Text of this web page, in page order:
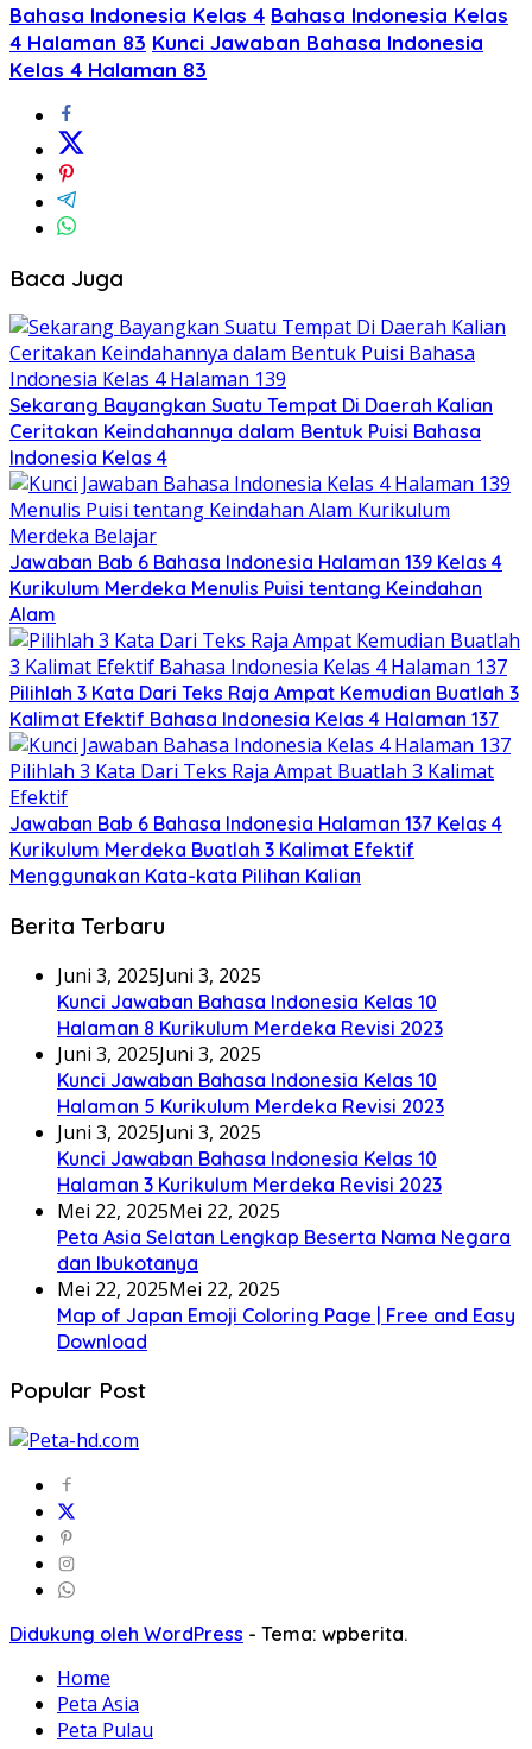
Bahasa Indonesia Kelas 4 Bahasa Indonesia Kelas
4 Halaman 83 Kunci Jawaban Bahasa Indonesia
Kelas 4 Halaman 83
Baca Juga
Sekarang Bayangkan Suatu Tempat Di Daerah Kalian
Ceritakan Keindahannya dalam Bentuk Puisi Bahasa
Indonesia Kelas 4
Jawaban Bab 6 Bahasa Indonesia Halaman 139 Kelas 4
Kurikulum Merdeka Menulis Puisi tentang Keindahan
Alam
Pilihlah 3 Kata Dari Teks Raja Ampat Kemudian Buatlah 3
Kalimat Efektif Bahasa Indonesia Kelas 4 Halaman 137
Jawaban Bab 6 Bahasa Indonesia Halaman 137 Kelas 4
Kurikulum Merdeka Buatlah 3 Kalimat Efektif
Menggunakan Kata-kata Pilihan Kalian
Berita Terbaru
Juni 3, 2025Juni 3, 2025
Kunci Jawaban Bahasa Indonesia Kelas 10
Halaman 8 Kurikulum Merdeka Revisi 2023
Juni 3, 2025Juni 3, 2025
Kunci Jawaban Bahasa Indonesia Kelas 10
Halaman 5 Kurikulum Merdeka Revisi 2023
Juni 3, 2025Juni 3, 2025
Kunci Jawaban Bahasa Indonesia Kelas 10
Halaman 3 Kurikulum Merdeka Revisi 2023
Mei 22, 2025Mei 22, 2025
Peta Asia Selatan Lengkap Beserta Nama Negara
dan Ibukotanya
Mei 22, 2025Mei 22, 2025
Map of Japan Emoji Coloring Page | Free and Easy
Download
Popular Post
Didukung oleh WordPress - Tema: wpberita.
Home
Peta Asia
Peta Pulau